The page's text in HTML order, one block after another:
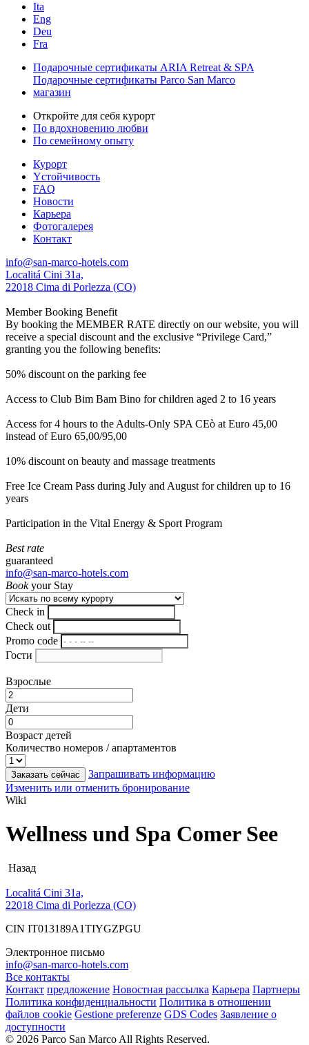
Ita
Eng
Deu
Fra
Подарочные сертификаты ARIA Retreat & SPA
Подарочные сертификаты Parco San Marco
магазин
Откройте для себя курорт
По вдохновению любви
По семейному опыту
Курорт
Yстойчивость
FAQ
Новости
Карьера
Фотогалерея
Контакт
info@san-marco-hotels.com
Localitá Cini 31a,
22018 Cima di Porlezza (CO)
Member Booking Benefit
By booking the MEMBER RATE directly on our website, you will
receive a special discount and the exclusive “Privilege Card,”
granting you the following benefits:
50% discount on the parking fee
Access to Club Bim Bam Bino for children aged 2 to 16 years
Access for 4 hours to the Adults-Only SPA CEò at Euro 45,00
instead of Euro 65,00/95,00
10% discount on beauty and massage treatments
Free Ice Cream Pass during July and August for children up to 16
years
Participation in the Vital Energy & Sport Program
Best rate
guaranteed
info@san-marco-hotels.com
Bookyour Stay
Check in
Check out
Promo code
Гости
Взрослые
Дети
Возраст детей
Количество номеров / апартаментов
Заказать сейчас
Запрашивать информацию
Изменить или отменить бронирование
Wiki
Wellness und Spa Comer See
Назад
Localitá Cini 31a,
22018 Cima di Porlezza (CO)
CIN IT013189A1TIYGZPGU
Электронное письмо
info@san-marco-hotels.com
Все контакты
Контакт предложение Новостная рассылка Карьера Партнеры
Политика конфиденциальности Политика в отношении
файлов cookie Gestione preferenze GDS Codes Заявление о
доступности
© 2026 Parco San Marco All Rights Reserved.